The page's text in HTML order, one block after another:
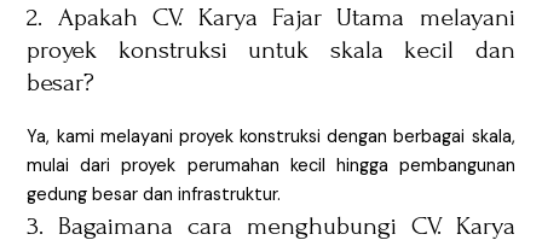
2. Apakah CV. Karya Fajar Utama melayani
proyek konstruksi untuk skala kecil dan
besar?
Ya, kami melayani proyek konstruksi dengan berbagai skala,
mulai dari proyek perumahan kecil hingga pembangunan
gedung besar dan infrastruktur.
3. Bagaimana cara menghubungi CV. Karya